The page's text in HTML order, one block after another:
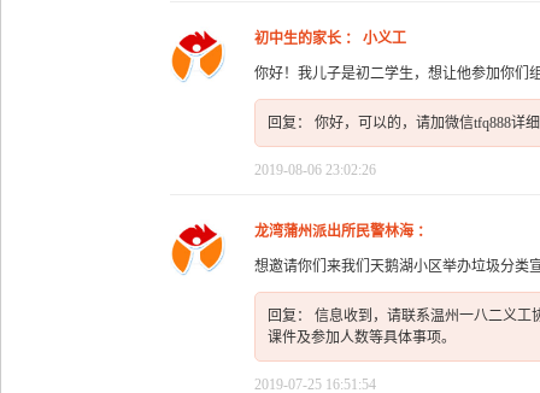
初中生的家长 ： 小义工
你好！我儿子是初二学生，想让他参加你们
回复： 你好，可以的，请加微信tfq888详
2019-08-06 23:02:26
龙湾蒲州派出所民警林海 ：
想邀请你们来我们天鹅湖小区举办垃圾分类
回复： 信息收到，请联系温州一八二义工
课件及参加人数等具体事项。
2019-07-25 16:51:54